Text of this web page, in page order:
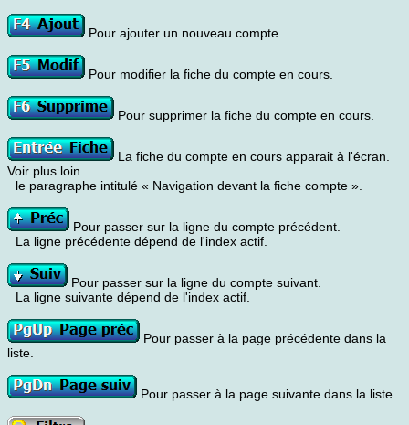
Pour ajouter un nouveau compte.
Pour modifier la fiche du compte en cours.
Pour supprimer la fiche du compte en cours.
La fiche du compte en cours apparait à l'écran.
Voir plus loin
le paragraphe intitulé « Navigation devant la fiche compte ».
Pour passer sur la ligne du compte précédent.
La ligne précédente dépend de l'index actif.
Pour passer sur la ligne du compte suivant.
La ligne suivante dépend de l'index actif.
Pour passer à la page précédente dans la
liste.
Pour passer à la page suivante dans la liste.